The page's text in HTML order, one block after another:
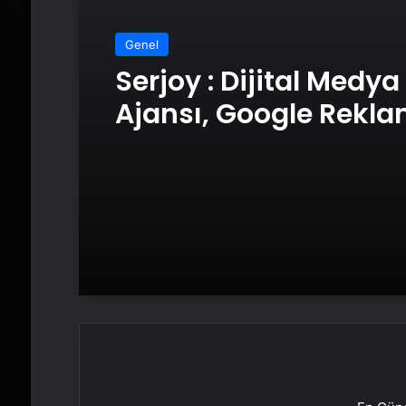
Genel
Serjoy : Dijital Medya
Ajansı, Google